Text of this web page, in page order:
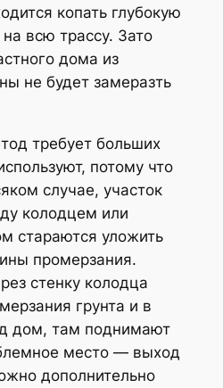
копать глубокую
всю трассу. Зато
дома из
не будет замеразть
требует больших
потому что
случае, участок
колодцем или
стараются уложить
промерзания.
стенку колодца
грунта и в
дом, там поднимают
место — выход
дополнительно